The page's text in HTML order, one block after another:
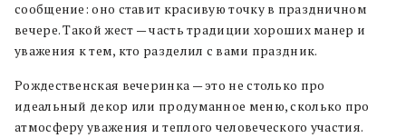
сообщение: оно ставит красивую точку в праздничном
вечере. Такой жест — часть традиции хороших манер и
уважения к тем, кто разделил с вами праздник.
Рождественская вечеринка — это не столько про
идеальный декор или продуманное меню, сколько про
атмосферу уважения и теплого человеческого участия.